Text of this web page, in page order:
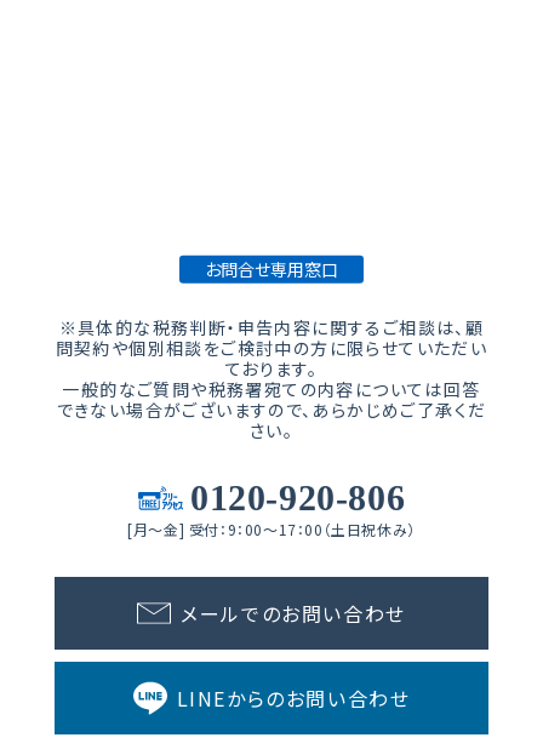
※具体的な税務判断・申告内容に関するご相談は、顧
問契約や個別相談をご検討中の方に限らせていただい
ております。
一般的なご質問や税務署宛ての内容については回答
できない場合がございますので、あらかじめご了承くだ
さい。
お問合せ専用窓口
0120-920-806
[月～金] 受付：9：00～17：00（土日祝休み）
メールでのお問い合わせ
LINEからのお問い合わせ